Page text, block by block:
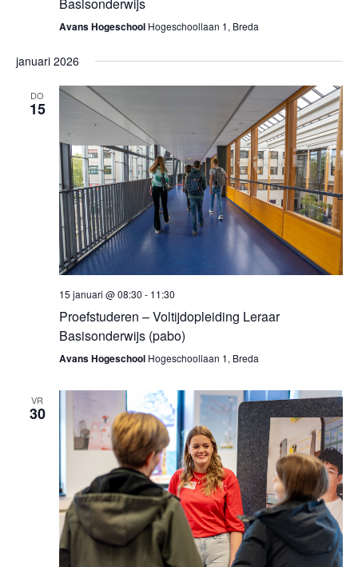
Basisonderwijs
Avans Hogeschool Hogeschoollaan 1, Breda
januari 2026
DO
15
15 januari @ 08:30 - 11:30
Proefstuderen – Voltijdopleiding Leraar
Basisonderwijs (pabo)
Avans Hogeschool Hogeschoollaan 1, Breda
VR
30